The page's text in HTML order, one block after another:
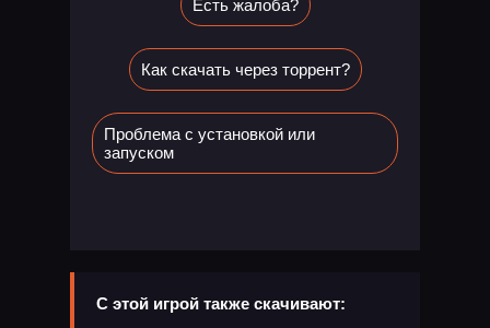
Есть жалоба?
Как скачать через торрент?
Проблема с установкой или
запуском
С этой игрой также скачивают: